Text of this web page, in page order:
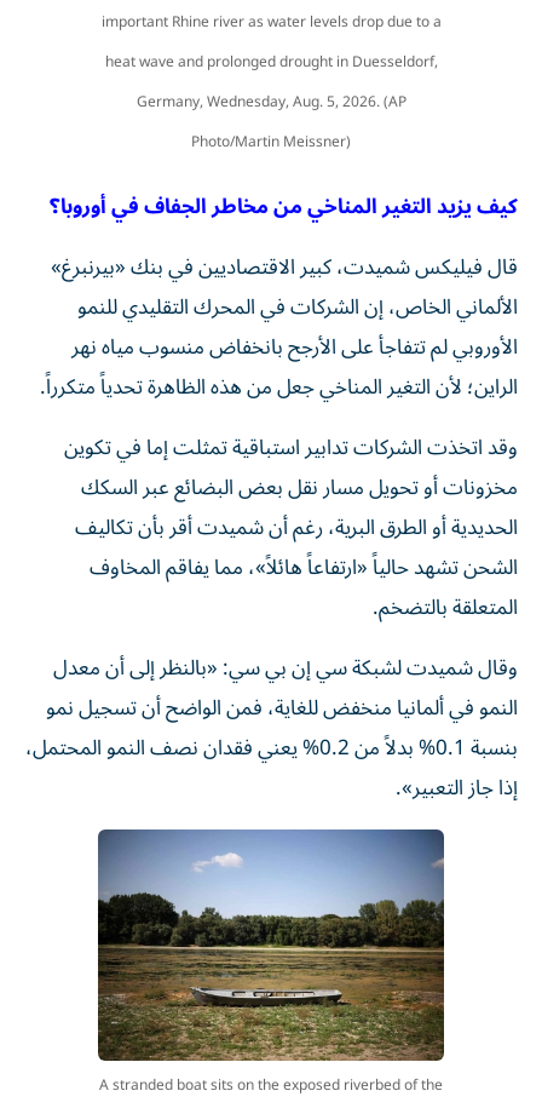
important Rhine river as water levels drop due to a
heat wave and prolonged drought in Duesseldorf,
Germany, Wednesday, Aug. 5, 2026. (AP
Photo/Martin Meissner)
كيف يزيد التغير المناخي من مخاطر الجفاف في أوروبا؟
قال فيليكس شميدت، كبير الاقتصاديين في بنك «بيرنبرغ»
الألماني الخاص، إن الشركات في المحرك التقليدي للنمو
الأوروبي لم تتفاجأ على الأرجح بانخفاض منسوب مياه نهر
الراين؛ لأن التغير المناخي جعل من هذه الظاهرة تحدياً متكرراً.
وقد اتخذت الشركات تدابير استباقية تمثلت إما في تكوين
مخزونات أو تحويل مسار نقل بعض البضائع عبر السكك
الحديدية أو الطرق البرية، رغم أن شميدت أقر بأن تكاليف
الشحن تشهد حالياً «ارتفاعاً هائلاً»، مما يفاقم المخاوف
المتعلقة بالتضخم.
وقال شميدت لشبكة سي إن بي سي: «بالنظر إلى أن معدل
النمو في ألمانيا منخفض للغاية، فمن الواضح أن تسجيل نمو
بنسبة 0.1% بدلاً من 0.2% يعني فقدان نصف النمو المحتمل،
إذا جاز التعبير».
A stranded boat sits on the exposed riverbed of the